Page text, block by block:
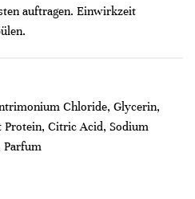
auftragen. Einwirkzeit
Chloride, Glycerin,
Protein, Citric Acid, Sodium
Parfum